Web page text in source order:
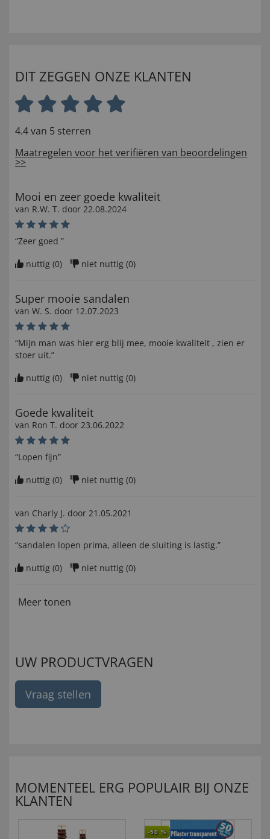
DIT ZEGGEN ONZE KLANTEN
4.4 van 5 sterren
Maatregelen voor het verifiëren van beoordelingen
>>
Mooi en zeer goede kwaliteit
van R.W. T. door 22.08.2024
“Zeer goed ”
nuttig (0) niet nuttig (0)
Super mooie sandalen
van W. S. door 12.07.2023
“Mijn man was hier erg blij mee, mooie kwaliteit , zien er
stoer uit.”
nuttig (0) niet nuttig (0)
Goede kwaliteit
van Ron T. door 23.06.2022
“Lopen fijn”
nuttig (0) niet nuttig (0)
van Charly J. door 21.05.2021
“sandalen lopen prima, alleen de sluiting is lastig.”
nuttig (0) niet nuttig (0)
Meer tonen
UW PRODUCTVRAGEN
Vraag stellen
MOMENTEEL ERG POPULAIR BIJ ONZE
KLANTEN
-50 %